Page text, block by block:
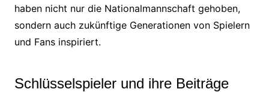
haben nicht nur die Nationalmannschaft gehoben,
sondern auch zukünftige Generationen von Spielern
und Fans inspiriert.
Schlüsselspieler und ihre Beiträge